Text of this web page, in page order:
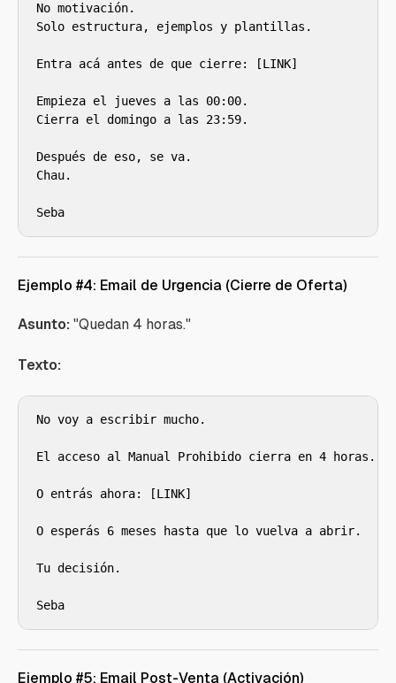
No motivación.
Solo estructura, ejemplos y plantillas.
Entra acá antes de que cierre: [LINK]
Empieza el jueves a las 00:00.
Cierra el domingo a las 23:59.
Después de eso, se va.
Chau.
Seba
Ejemplo #4: Email de Urgencia (Cierre de Oferta)
Asunto: "Quedan 4 horas."
Texto:
No voy a escribir mucho.
El acceso al Manual Prohibido cierra en 4 horas.
O entrás ahora: [LINK]
O esperás 6 meses hasta que lo vuelva a abrir.
Tu decisión.
Seba
Ejemplo #5: Email Post-Venta (Activación)